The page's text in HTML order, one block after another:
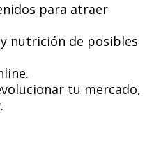
para atraer
nutrición de posibles
tu mercado,